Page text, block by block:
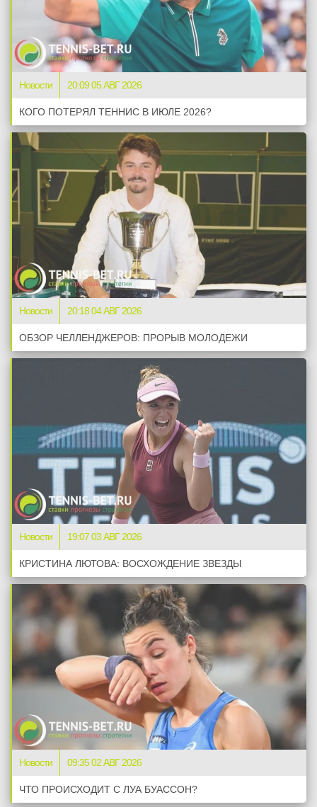
Новости 20:09 05 АВГ 2026
КОГО ПОТЕРЯЛ ТЕННИС В ИЮЛЕ 2026?
Новости 20:18 04 АВГ 2026
ОБЗОР ЧЕЛЛЕНДЖЕРОВ: ПРОРЫВ МОЛОДЕЖИ
Новости 19:07 03 АВГ 2026
КРИСТИНА ЛЮТОВА: ВОСХОЖДЕНИЕ ЗВЕЗДЫ
Новости 09:35 02 АВГ 2026
ЧТО ПРОИСХОДИТ С ЛУА БУАССОН?